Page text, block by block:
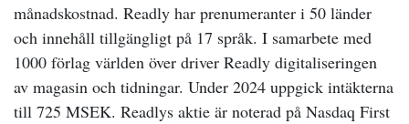
månadskostnad. Readly har prenumeranter i 50 länder
och innehåll tillgängligt på 17 språk. I samarbete med
1000 förlag världen över driver Readly digitaliseringen
av magasin och tidningar. Under 2024 uppgick intäkterna
till 725 MSEK. Readlys aktie är noterad på Nasdaq First